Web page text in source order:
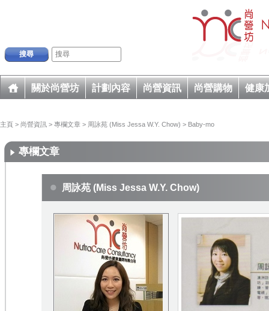
搜尋
關於尚營坊 計劃內容 尚營資訊 尚營購物 健康
主頁 > 尚營資訊 > 專欄文章 > 周詠苑 (Miss Jessa W.Y. Chow) > Baby-mo
專欄文章
周詠苑 (Miss Jessa W.Y. Chow)